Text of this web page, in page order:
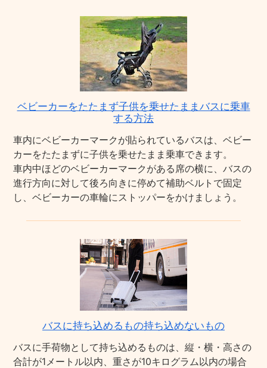
ベビーカーをたたまず子供を乗せたままバスに乗車
する方法
車内にベビーカーマークが貼られているバスは、ベビー
カーをたたまずに子供を乗せたまま乗車できます。
車内中ほどのベビーカーマークがある席の横に、バスの
進行方向に対して後ろ向きに停めて補助ベルトで固定
し、ベビーカーの車輪にストッパーをかけましょう。
バスに持ち込めるもの持ち込めないもの
バスに手荷物として持ち込めるものは、縦・横・高さの
合計が1メートル以内、重さが10キログラム以内の場合